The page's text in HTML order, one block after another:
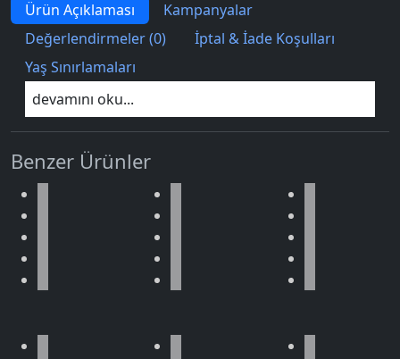
Ürün Açıklaması
Kampanyalar
Değerlendirmeler (0)
İptal & İade Koşulları
Yaş Sınırlamaları
devamını oku...
Benzer Ürünler